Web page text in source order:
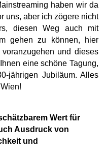
haben wir da
uns, aber ich zögere nicht
diesen Weg auch mit
gehen zu können, hier
und dieses
eine schöne Tagung,
jährigen Jubiläum. Alles
Wert für
Ausdruck von
und